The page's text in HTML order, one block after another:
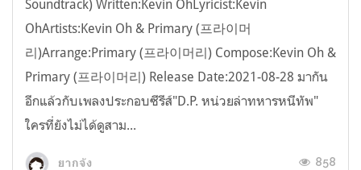
Soundtrack) Written:Kevin OhLyricist:Kevin
OhArtists:Kevin Oh & Primary (프라이머
리)Arrange:Primary (프라이머리) Compose:Kevin Oh &
Primary (프라이머리) Release Date:2021-08-28 มากัน
อีกแล้วกับเพลงประกอบซีรีส์"D.P. หน่วยล่าทหารหนีทัพ"
ใครที่ยังไม่ได้ดูสาม...
ยากจัง 858